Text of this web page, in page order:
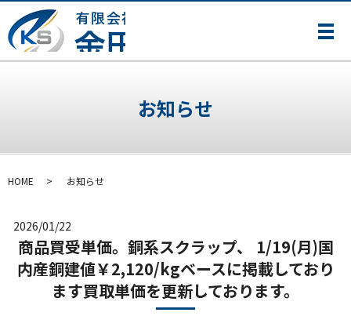
メ
お知らせ
HOME お知らせ
2026/01/22
商品買受単価。銅系スクラップ、 1/19(月)国
内産銅建値￥2,120/kgベースに掲載しており
ます買取単価を更新しております。